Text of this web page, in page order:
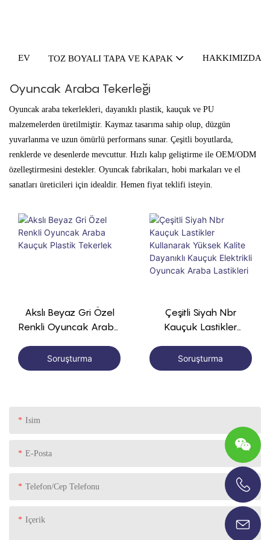
EV TOZ BOYALI TAPA VE KAPAK HAKKIMIZDA
Oyuncak Araba Tekerleği
Oyuncak araba tekerlekleri, dayanıklı plastik, kauçuk ve PU
malzemelerden üretilmiştir. Kaymaz tasarıma sahip olup, düzgün
yuvarlanma ve uzun ömürlü performans sunar. Çeşitli boyutlarda,
renklerde ve desenlerde mevcuttur. Hızlı kalıp geliştirme ile OEM/ODM
özelleştirmesini destekler. Oyuncak fabrikaları, hobi markaları ve el
sanatları üreticileri için idealdir. Hemen fiyat teklifi isteyin.
Akslı Beyaz Gri Özel
Renkli Oyuncak Araba
Tekerlek
Soruşturma
Çeşitli Siyah Nbr
Kauçuk Lastikler
Kalite Dayanıklı
Kauçuk Elektrikli
Soruşturma
Isim
E-Posta
Telefon/Cep Telefonu
Içerik